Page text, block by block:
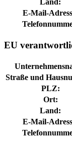
Land:
E-Mail-
EU
Straße und
PLZ:
Ort:
Land:
E-Mail-